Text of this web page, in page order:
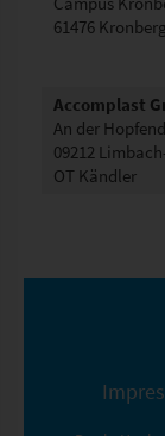
61476
Accomplast
An der
09212
OT Kändler